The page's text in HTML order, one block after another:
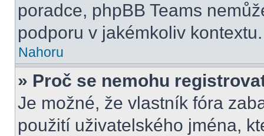
poradce, phpBB Teams
podporu v jakémkoliv kontextu.
Nahoru
» Proč se nemohu
Je možné, že vlastník fóra
použití uživatelského jména,